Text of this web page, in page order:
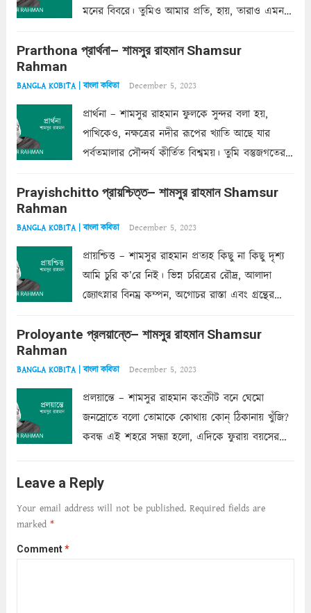
মনের বিবরে। তুমিও আমার প্রতি, হায়, তারাও এমন
একান্ত জরুরি- নইলে একটি দেয়াল নিমেষেই ভীষণ
Prarthona প্রার্থনা– শামসুর রাহমান Shamsur
Rahman
BANGLA KOBITA | বাংলা কবিতা December 5, 2023
প্রার্থনা – শামসুর রাহমান ফুলকে সুন্দর বলা হয়,
পাখিকেও, নক্ষত্রের নদীর রূপের খ্যাতি আছে যার
পর্বতমালার সৌন্দর্য কীর্তিত বিশ্বময়। তুমি বস্তুজগতের
তার সুষমায় পার্থক্য অনেক। তোমাকে সুন্দরী বলা চলে,
Prayishchitto প্রায়শ্চিত্ত– শামসুর রাহমান Shamsur
Rahman
BANGLA KOBITA | বাংলা কবিতা December 5, 2023
প্রায়শ্চিত্ত – শামসুর রাহমান প্রত্যহ কিছু না কিছু দৃশ্য
আমি চুরি ক’রে নিই। ভিন্ন চরিত্রের রৌদ্র, আলাদা
জ্যোৎস্নার বিনম্র কম্পন, অগোচর রাস্তা এবং গ্রন্থের
ছায়াচ্ছন্ন মোহন মিথুন মূর্তি, লোপামুদ্রা ভীষণ বিব্রত
Proloyante প্রলয়ান্তে– শামসুর রাহমান Shamsur
Rahman
BANGLA KOBITA | বাংলা কবিতা December 5, 2023
প্রলয়ান্তে – শামসুর রাহমান কংক্রীট বনে ঘেমো
জনস্রোতে বলো তোমাকে কোথায় কোন্‌ ঠিকানায় খুঁজি?
কবন্ধ এই শহরে সন্ধ্যা হলো, এদিকে ফুরায় বয়সের
আমার শরীরে সখ্য গড়ে, তোমার গহন ঊর্মিল যৌবন
আনে আশ্বন...
Leave a Reply
Your email address will not be published. Required fields are
marked *
Comment*